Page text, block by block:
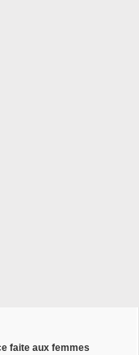
faite aux femmes